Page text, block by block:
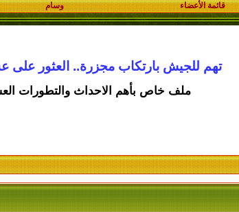
قائمة الأعضاء وسام
تهم للجيش بارتكاب مجزرة.. العثور على
ملف خاص بأهم الاحداث والتطورات